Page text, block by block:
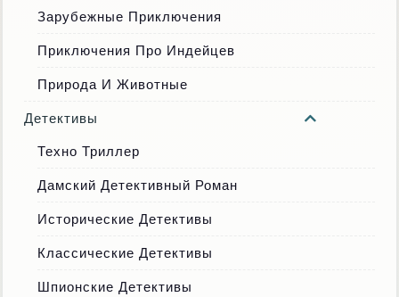
Зарубежные Приключения
Приключения Про Индейцев
Природа И Животные
Детективы
Техно Триллер
Дамский Детективный Роман
Исторические Детективы
Классические Детективы
Шпионские Детективы